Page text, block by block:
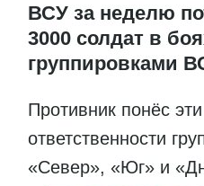
ВСУ за неделю
3000 солдат в
группировками
Противник понёс
ответственности
«Север», «Юг» и